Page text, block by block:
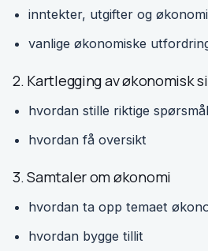
inntekter, utgifter og
vanlige økonomiske
2. Kartlegging av økonomisk
hvordan stille riktige spørsmål
hvordan få oversikt
3. Samtaler om økonomi
hvordan ta opp temaet
hvordan bygge tillit